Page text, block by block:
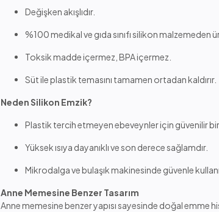
Değişken akışlıdır.
%100 medikal ve gıda sınıfı silikon malzemeden
Toksik madde içermez, BPA içermez.
Süt ile plastik temasını tamamen ortadan kaldırır.
Neden Silikon Emzik?
Plastik tercih etmeyen ebeveynler için güvenilir
Yüksek ısıya dayanıklı ve son derece sağlamdır.
Mikrodalga ve bulaşık makinesinde güvenle
Anne Memesine Benzer Tasarım
Anne memesine benzer yapısı sayesinde doğal emme